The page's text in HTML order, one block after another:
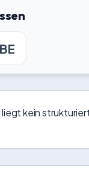
BE
liegt kein